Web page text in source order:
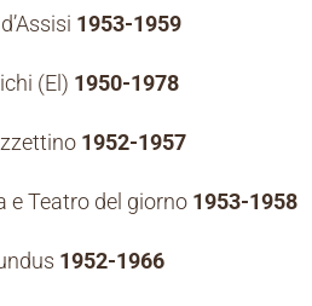
1953-1959
(El) 1950-1978
1952-1957
e Teatro del giorno 1953-1958
1952-1966